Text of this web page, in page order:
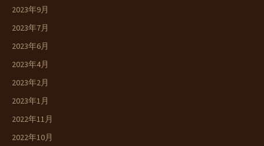
2023年9月
2023年7月
2023年6月
2023年4月
2023年2月
2023年1月
2022年11月
2022年10月